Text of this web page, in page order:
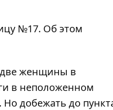
№17. Об этом
две женщины в
в неположенном
добежать до